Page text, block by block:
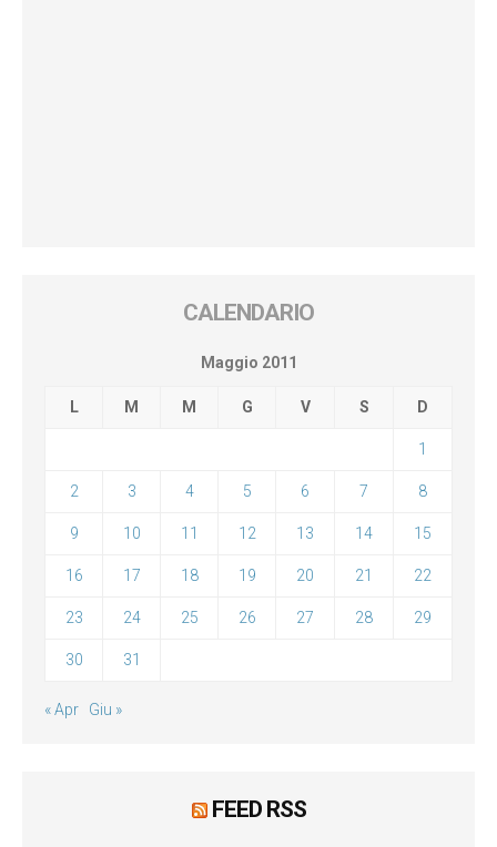
CALENDARIO
Maggio 2011
L M M G V S D
1
2 3 4 5 6 7 8
9 10 11 12 13 14 15
16 17 18 19 20 21 22
23 24 25 26 27 28 29
30 31
« Apr Giu »
FEED RSS